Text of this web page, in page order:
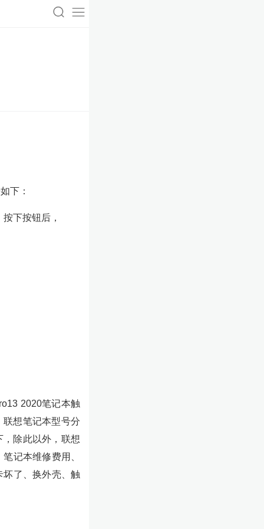
下：
下按钮后，
2020笔记本触
想笔记本型号分
除此以外，联想
记本维修费用、
了、换外壳、触